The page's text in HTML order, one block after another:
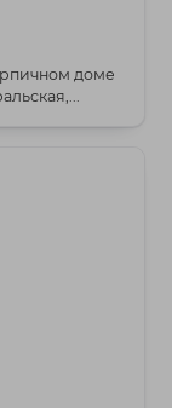
доме
сада Ул.Уральская,...